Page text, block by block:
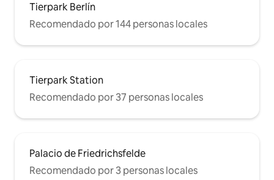
Tierpark Berlín
Recomendado por 144 personas locales
Tierpark Station
Recomendado por 37 personas locales
Palacio de Friedrichsfelde
Recomendado por 3 personas locales